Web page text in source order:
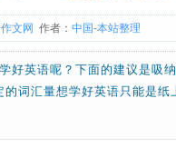
文网 作者： 中国-本站整理
好英语呢？下面的建议是吸
词汇量想学好英语只能是